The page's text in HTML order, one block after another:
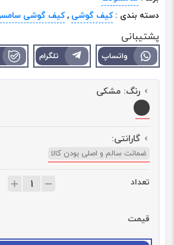
دسته بندی :کیف گوشی ,کیف گوشی
پشتیبانی
واتساپ تلگرام
رنگ: مشکی
گارانتی:
ضمانت سالم و اصلی بودن کالا
تعداد
قیمت